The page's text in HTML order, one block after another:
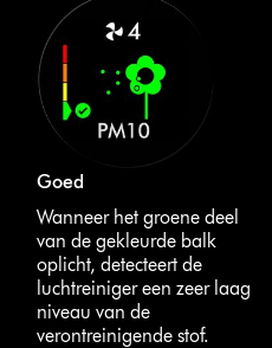
Goed
Wanneer het groene deel
van de gekleurde balk
oplicht, detecteert de
luchtreiniger een zeer laag
niveau van de
verontreinigende stof.